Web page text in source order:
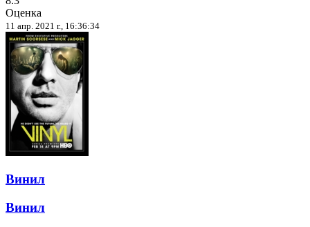
Оценка
11 апр. 2021 г., 16:36:34
Винил
Винил